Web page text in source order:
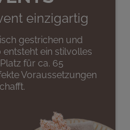
einzigartig
gestrichen und
ein stilvolles
für ca. 65
Voraussetzungen